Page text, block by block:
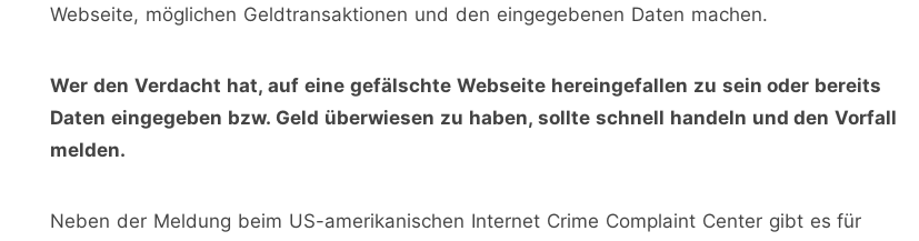
Webseite, möglichen Geldtransaktionen und den eingegebenen Daten machen.
Wer den Verdacht hat, auf eine gefälschte Webseite hereingefallen zu sein oder bereits
Daten eingegeben bzw. Geld überwiesen zu haben, sollte schnell handeln und den Vorfall
melden.
Neben der Meldung beim US-amerikanischen Internet Crime Complaint Center gibt es für